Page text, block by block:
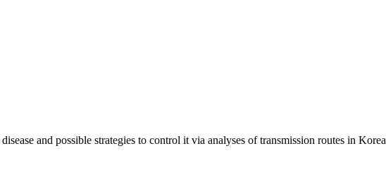
and possible strategies to control it via analyses of transmission routes in Korea